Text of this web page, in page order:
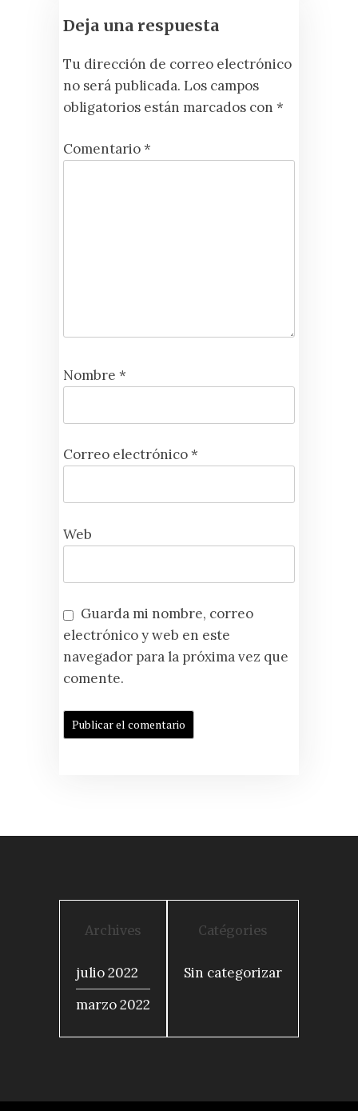
Deja una respuesta
Tu dirección de correo electrónico
no será publicada. Los campos
obligatorios están marcados con *
Comentario*
Nombre *
Correo electrónico*
Web
Guarda mi nombre, correo
electrónico y web en este
navegador para la próxima vez que
comente.
Archives
julio 2022
marzo 2022
Catégories
Sin categorizar